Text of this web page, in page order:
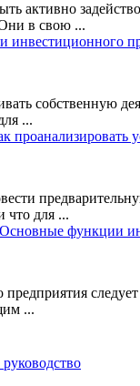
активно
в свою ...
инвестиционного
собственную
...
проанализировать
что для ...
Основные функции
...